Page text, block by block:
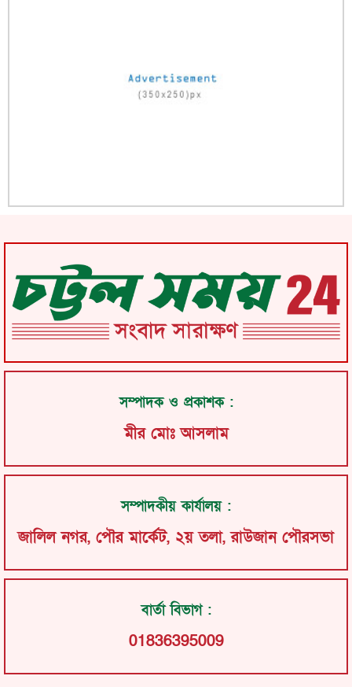
সম্পাদক ও প্রকাশক :
মীর মোঃ আসলাম
সম্পাদকীয় কার্যালয় :
জালিল নগর, পৌর মার্কেট, ২য় তলা, রাউজান পৌরসভা
বার্তা বিভাগ :
01836395009